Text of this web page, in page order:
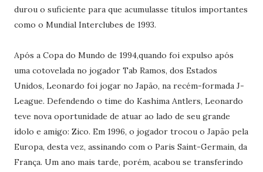
durou o suficiente para que acumulasse títulos importantes
como o Mundial Interclubes de 1993.
Após a Copa do Mundo de 1994,quando foi expulso após
uma cotovelada no jogador Tab Ramos, dos Estados
Unidos, Leonardo foi jogar no Japão, na recém-formada J-
League. Defendendo o time do Kashima Antlers, Leonardo
teve nova oportunidade de atuar ao lado de seu grande
ídolo e amigo: Zico. Em 1996, o jogador trocou o Japão pela
Europa, desta vez, assinando com o Paris Saint-Germain, da
França. Um ano mais tarde, porém, acabou se transferindo